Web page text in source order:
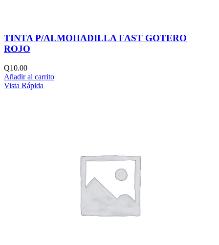
TINTA P/ALMOHADILLA FAST GOTERO
ROJO
Q10.00
Añadir al carrito
Vista Rápida